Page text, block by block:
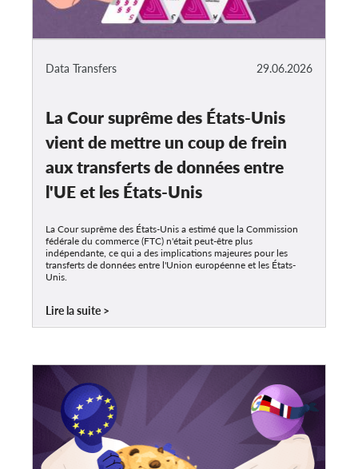
29.06.2026
Data Transfers
La Cour suprême des États-Unis
vient de mettre un coup de frein
aux transferts de données entre
l'UE et les États-Unis
La Cour suprême des États-Unis a estimé que la Commission
fédérale du commerce (FTC) n'était peut-être plus
indépendante, ce qui a des implications majeures pour les
transferts de données entre l'Union européenne et les États-
Unis.
Lire la suite